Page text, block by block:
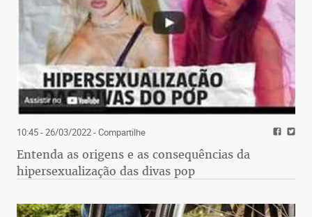
10:45 - 26/03/2022- Compartilhe
Entenda as origens e as consequências da
hipersexualização das divas pop